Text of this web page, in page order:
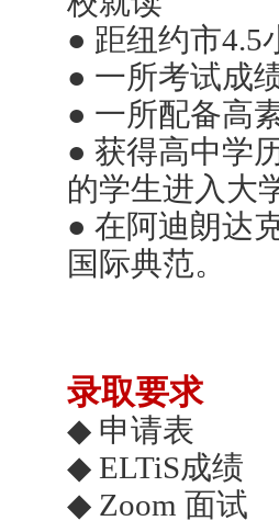
● 距纽约市4.5
● 一所考试成
● 一所配备高
● 获得高中学
的学生进入大
● 在阿迪朗达
国际典范。
录取要求
◆ 申请表
◆ ELTiS成绩
◆ Zoom 面试